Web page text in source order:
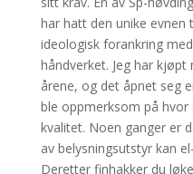
har hatt den unike evnen
ideologisk forankring
håndverket. Jeg har
årene, og det åpnet seg
ble oppmerksom på
kvalitet. Noen ganger er
av belysningsutstyr kan
Deretter finhakker du